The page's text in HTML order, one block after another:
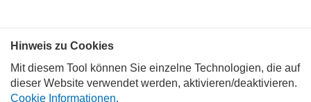
Hinweis zu Cookies
Mit diesem Tool können Sie einzelne Technologien, die auf
dieser Website verwendet werden, aktivieren/deaktivieren.
Cookie Informationen.